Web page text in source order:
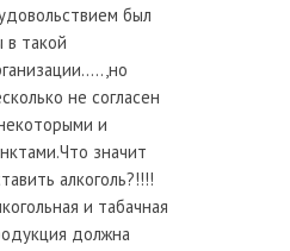
был
в такой
не согласен
и
значит
алкоголь?!!!!
и табачная
должна